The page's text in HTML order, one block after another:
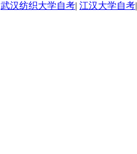
武汉纺织大学自考| 江汉大学自考|